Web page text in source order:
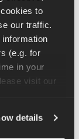
to
our traffic.
(e.g. for
in your
details
che
con la
essere utile
opposti e